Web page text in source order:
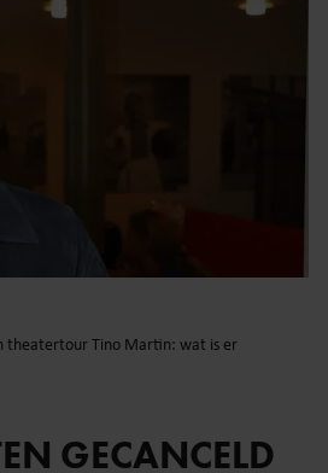
theatertour Tino Martin: wat is er
GECANCELD